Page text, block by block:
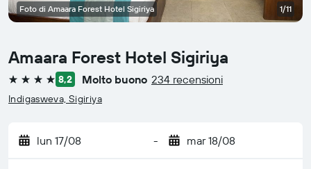
Amaara Forest Hotel Sigiriya
4 stelle 8,2 Molto buono 234 recensioni
Indigasweva, Sigiriya
lun 17/08 - mar 18/08
Foto di Amaara Forest Hotel Sigiriya 1/11